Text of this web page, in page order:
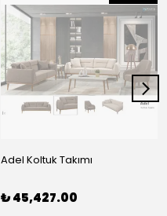
Adel Koltuk Takımı
₺ 45,427.00